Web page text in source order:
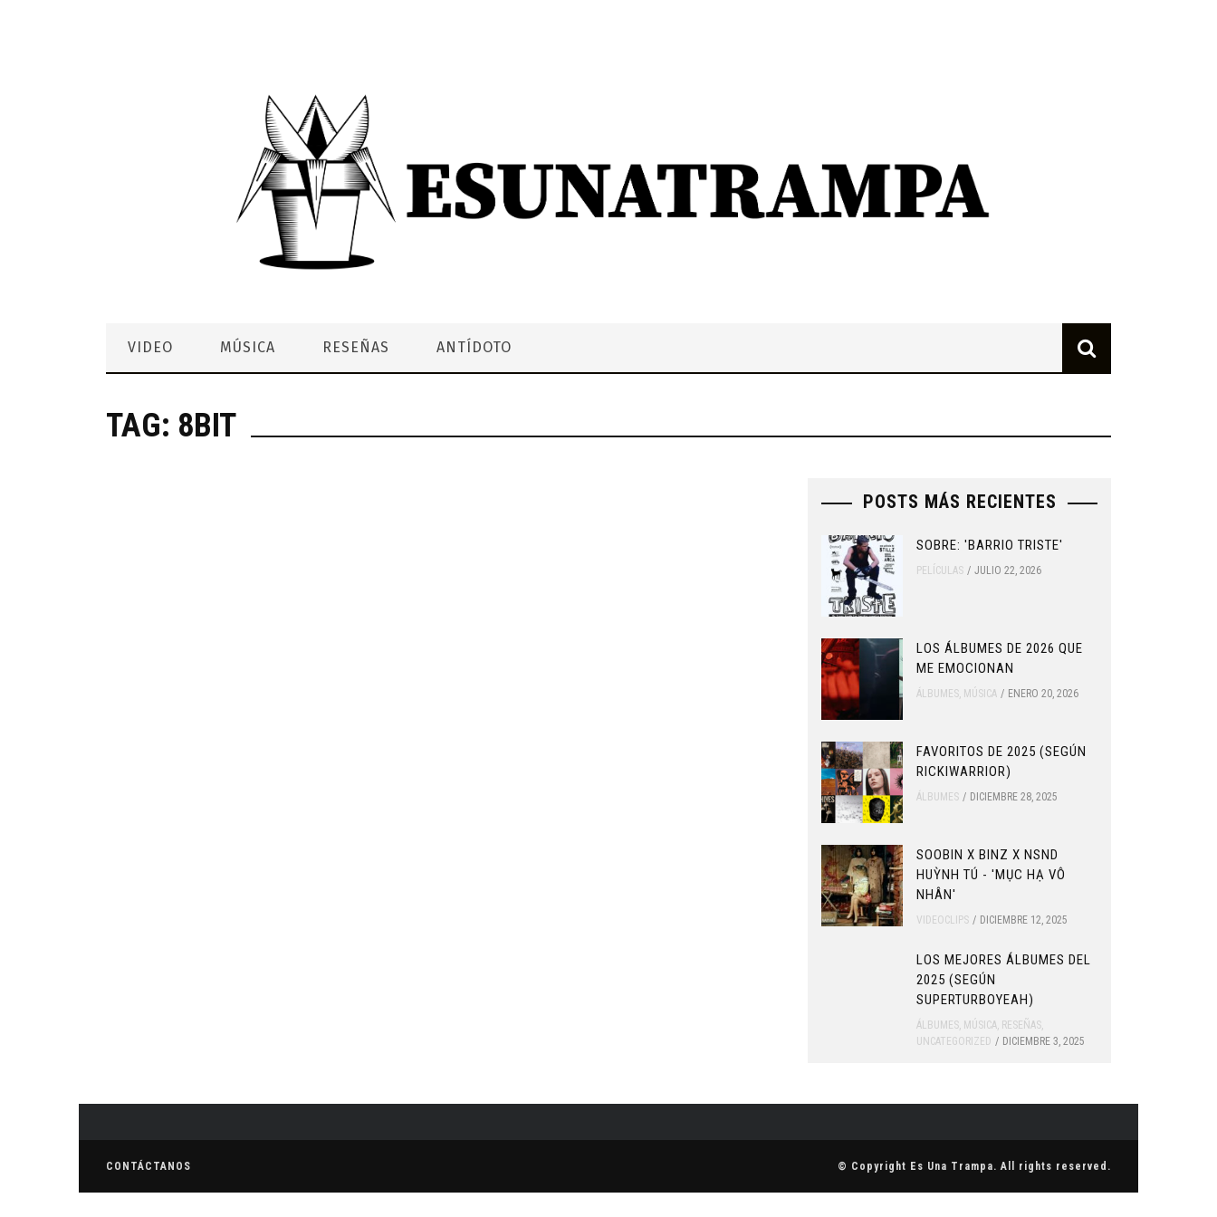
VIDEO MÚSICA RESEÑAS ANTÍDOTO
TAG: 8BIT
POSTS MÁS RECIENTES
SOBRE: 'BARRIO TRISTE'
PELÍCULAS JULIO 22, 2026
LOS ÁLBUMES DE 2026 QUE
ME EMOCIONAN
ÁLBUMES, MÚSICA ENERO 20, 2026
FAVORITOS DE 2025 (SEGÚN
RICKIWARRIOR)
ÁLBUMES DICIEMBRE 28, 2025
SOOBIN X BINZ X NSND
HUỲNH TÚ - 'MỤC HẠ VÔ
NHÂN'
VIDEOCLIPS DICIEMBRE 12, 2025
LOS MEJORES ÁLBUMES DEL
2025 (SEGÚN
SUPERTURBOYEAH)
ÁLBUMES, MÚSICA, RESEÑAS,
UNCATEGORIZED
DICIEMBRE 3, 2025
CONTÁCTANOS © Copyright Es Una Trampa. All rights reserved.